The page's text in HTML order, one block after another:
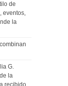
de
eventos,
la
G.
la
recibido